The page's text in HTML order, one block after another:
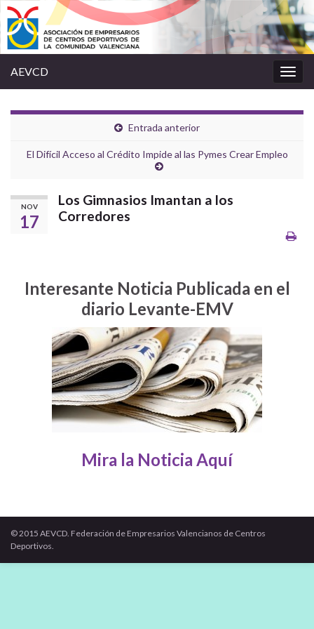
la
AEVCD
Entrada anterior
El Difícil Acceso al Crédito Impide al las Pymes Crear Empleo
NOV
17
Los Gimnasios Imantan a los
Corredores
Interesante Noticia Publicada en el
diario Levante-EMV
Mira la Noticia Aquí
© 2015 AEVCD. Federación de Empresarios Valencianos de Centros
Deportivos.